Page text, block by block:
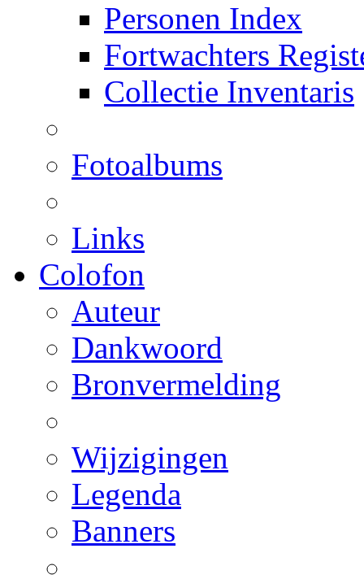
Personen Index
Fortwachters
Collectie Inventaris
Fotoalbums
Links
Colofon
Auteur
Dankwoord
Bronvermelding
Wijzigingen
Legenda
Banners